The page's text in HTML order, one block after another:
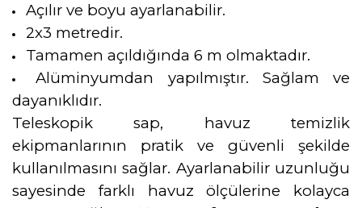
Açılır ve boyu ayarlanabilir.
2x3 metredir.
Tamamen açıldığında 6 m olmaktadır.
Alüminyumdan yapılmıştır. Sağlam ve
dayanıklıdır.
Teleskopik sap, havuz temizlik
ekipmanlarının pratik ve güvenli şekilde
kullanılmasını sağlar. Ayarlanabilir uzunluğu
sayesinde farklı havuz ölçülerine kolayca